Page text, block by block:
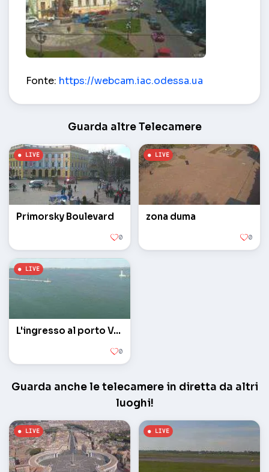
Fonte: https://webcam.iac.odessa.ua
Guarda altre Telecamere
Primorsky Boulevard
0
zona duma
0
L'ingresso al porto Vorontsovskie cancelli
0
Guarda anche le telecamere in diretta da altri
luoghi!